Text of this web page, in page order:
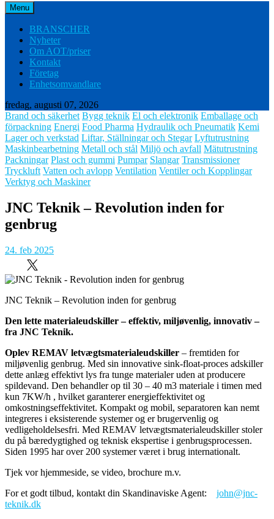
Menu
BRANSCHER
Nyheter
Om AOT/priser
Kontakt
Företag
Enhetsomvandlare
fredag, augusti 07, 2026
Brand och säkerhet Bygg teknik El och elektronik Emballage och
förpackning Energi Food Pharma Hydraulik och Pneumatik Kemi
Lager och verkstad Liftar, Ställningar och Stegar Lyftutrustning
Maskinbearbetning Metall och stål Miljö och avfall Mätutrustning
Packningar Plast och gummi Pumpar Slangar Transmissioner
Tryckluft Vatten och avlopp Ventilation Ventiler och Kopplingar
Verktyg och Maskiner
JNC Teknik – Revolution inden for
genbrug
24. feb 2025
JNC Teknik – Revolution inden for genbrug
Den lette materialeudskiller – effektiv, miljøvenlig, innovativ –
fra JNC Teknik.
Oplev REMAV letvægtsmaterialeudskiller – fremtiden for
miljøvenlig genbrug. Med sin innovative sink-float-proces adskiller
dette anlæg effektivt lys fra tunge materialer uden at producere
spildevand. Den behandler op til 30 – 40 m3 materiale i timen med
kun 7KW/h , hvilket garanterer energieffektivitet og
omkostningseffektivitet. Kompakt og mobil, separatoren kan nemt
integreres i eksisterende systemer og er brugervenlig og
vedligeholdelsesfri. Med REMAV letvægtsmaterialeudskiller stoler
du på bæredygtighed og teknisk ekspertise i genbrugsprocessen.
Siden 1995 har over 200 systemer været i brug internationalt.
Tjek vor hjemmeside, se video, brochure m.v.
For et godt tilbud, kontakt din Skandinaviske Agent: john@jnc-
teknik.dk